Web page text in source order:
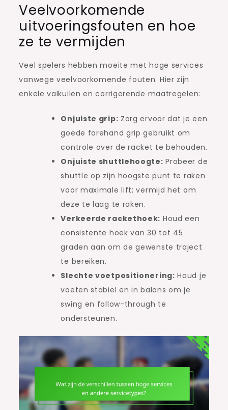
Veelvoorkomende
uitvoeringsfouten en hoe
ze te vermijden
Veel spelers hebben moeite met hoge services
vanwege veelvoorkomende fouten. Hier zijn
enkele valkuilen en corrigerende maatregelen:
Onjuiste grip: Zorg ervoor dat je een
goede forehand grip gebruikt om
controle over de racket te behouden.
Onjuiste shuttlehoogte: Probeer de
shuttle op zijn hoogste punt te raken
voor maximale lift; vermijd het om
deze te laag te raken.
Verkeerde rackethoek: Houd een
consistente hoek van 30 tot 45
graden aan om de gewenste traject
te bereiken.
Slechte voetpositionering: Houd je
voeten stabiel en in balans om je
swing en follow-through te
ondersteunen.